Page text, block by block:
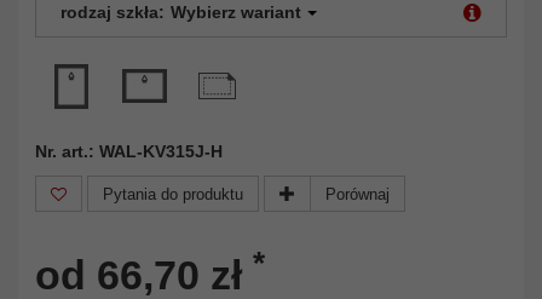
rodzaj szkła: Wybierz wariant
Nr. art.: WAL-KV315J-H
Pytania do produktu Porównaj
od 66,70 zł *